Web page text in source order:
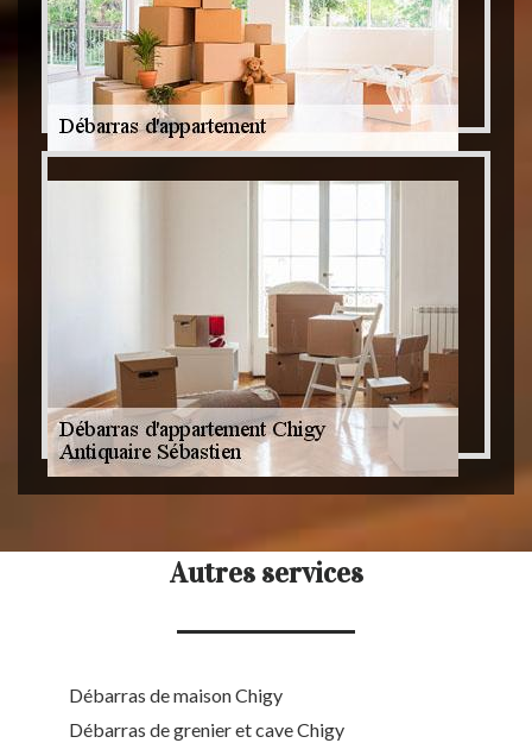
Autres services
Débarras de maison Chigy
Débarras de grenier et cave Chigy